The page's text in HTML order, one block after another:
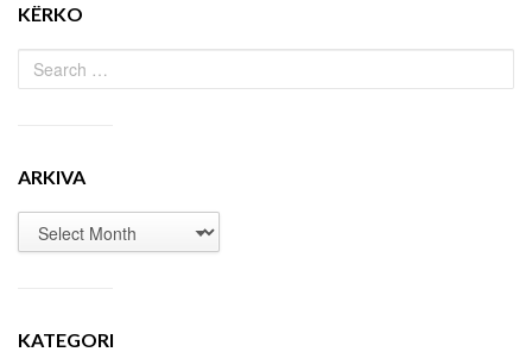
KËRKO
ARKIVA
KATEGORI